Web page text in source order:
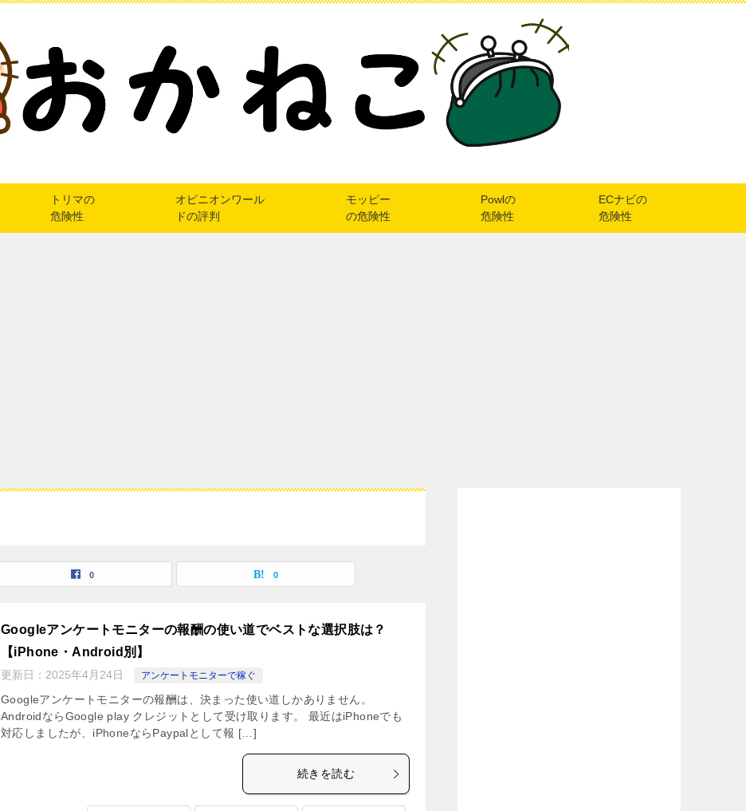
トリマの
危険性
オピニオンワール
ドの評判
モッピー
の危険性
Powlの
危険性
ECナビの
危険性
0 0
Googleアンケートモニターの報酬の使い道でベストな選択肢は？
【iPhone・Android別】
更新日： 2025年4月24日 アンケートモニターで稼ぐ
Googleアンケートモニターの報酬は、決まった使い道しかありません。
AndroidならGoogle play クレジットとして受け取ります。 最近はiPhoneでも
対応しましたが、iPhoneならPaypalとして報 […]
続きを読む